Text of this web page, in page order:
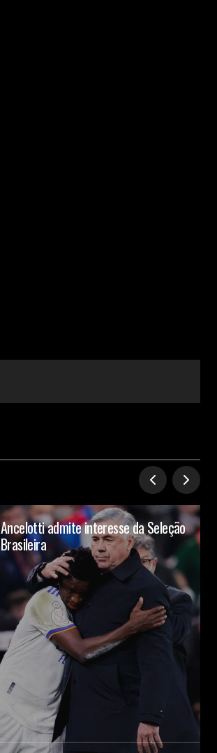
Ancelotti admite interesse da Seleção
Brasileira